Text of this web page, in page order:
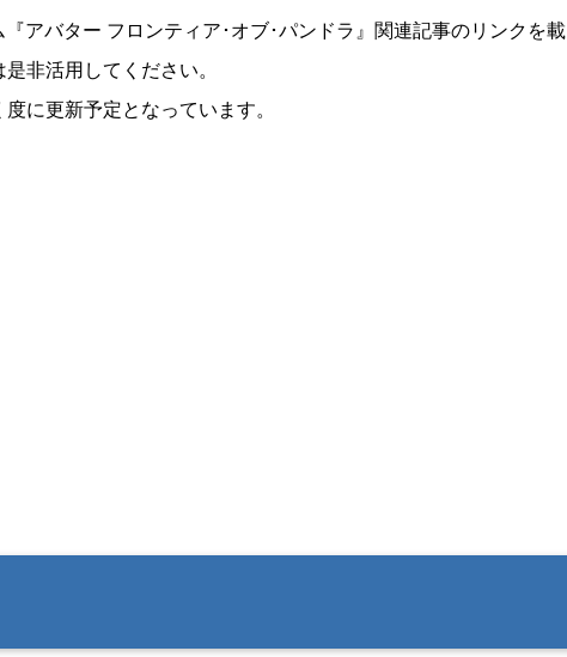
アバター フロンティア･オブ･パンドラ』関連記事のリンクを載
非活用してください。
に更新予定となっています。